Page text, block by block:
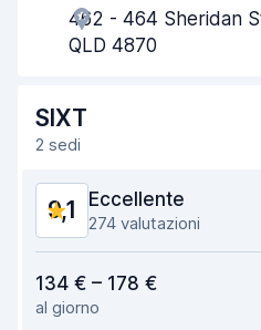
Rapidità del ritiro
Pulizia del veicolo
Condizioni dell'auto
462 - 464 Sheridan
QLD 4870
SIXT
2 sedi
9,1 Eccellente
274 valutazioni
Facile da trovare
134 € – 178 €
al giorno